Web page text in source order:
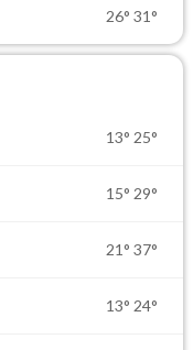
26° 31°
13° 25°
15° 29°
21° 37°
13° 24°